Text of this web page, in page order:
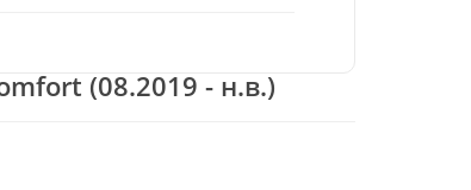
(08.2019 - н.в.)